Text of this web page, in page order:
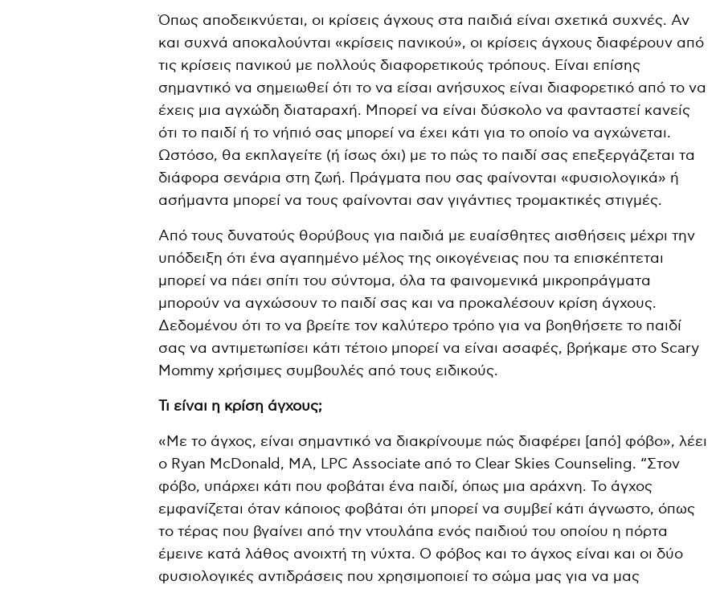
Όπως αποδεικνύεται, οι κρίσεις άγχους στα παιδιά είναι σχετικά συχνές. Αν
και συχνά αποκαλούνται «κρίσεις πανικού», οι κρίσεις άγχους διαφέρουν από
τις κρίσεις πανικού με πολλούς διαφορετικούς τρόπους. Είναι επίσης
σημαντικό να σημειωθεί ότι το να είσαι ανήσυχος είναι διαφορετικό από το να
έχεις μια αγχώδη διαταραχή. Μπορεί να είναι δύσκολο να φανταστεί κανείς
ότι το παιδί ή το νήπιό σας μπορεί να έχει κάτι για το οποίο να αγχώνεται.
Ωστόσο, θα εκπλαγείτε (ή ίσως όχι) με το πώς το παιδί σας επεξεργάζεται τα
διάφορα σενάρια στη ζωή. Πράγματα που σας φαίνονται «φυσιολογικά» ή
ασήμαντα μπορεί να τους φαίνονται σαν γιγάντιες τρομακτικές στιγμές.
Από τους δυνατούς θορύβους για παιδιά με ευαίσθητες αισθήσεις μέχρι την
υπόδειξη ότι ένα αγαπημένο μέλος της οικογένειας που τα επισκέπτεται
μπορεί να πάει σπίτι του σύντομα, όλα τα φαινομενικά μικροπράγματα
μπορούν να αγχώσουν το παιδί σας και να προκαλέσουν κρίση άγχους.
Δεδομένου ότι το να βρείτε τον καλύτερο τρόπο για να βοηθήσετε το παιδί
σας να αντιμετωπίσει κάτι τέτοιο μπορεί να είναι ασαφές, βρήκαμε στο Scary
Mommy χρήσιμες συμβουλές από τους ειδικούς.
Τι είναι η κρίση άγχους;
«Με το άγχος, είναι σημαντικό να διακρίνουμε πώς διαφέρει [από] φόβο», λέει
ο Ryan McDonald, MA, LPC Associate από το Clear Skies Counseling. “Στον
φόβο, υπάρχει κάτι που φοβάται ένα παιδί, όπως μια αράχνη. Το άγχος
εμφανίζεται όταν κάποιος φοβάται ότι μπορεί να συμβεί κάτι άγνωστο, όπως
το τέρας που βγαίνει από την ντουλάπα ενός παιδιού του οποίου η πόρτα
έμεινε κατά λάθος ανοιχτή τη νύχτα. Ο φόβος και το άγχος είναι και οι δύο
φυσιολογικές αντιδράσεις που χρησιμοποιεί το σώμα μας για να μας